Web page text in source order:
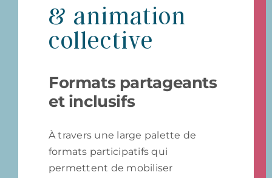
& animation
collective
Formats partageants
et inclusifs
À travers une large palette de
formats participatifs qui
permettent de mobiliser